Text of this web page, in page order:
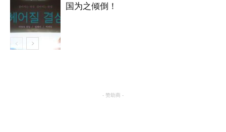
电影
国为之倾倒！
- 赞助商 -